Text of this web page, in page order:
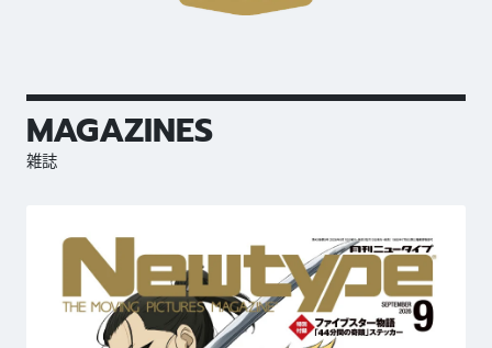
MAGAZINES
雑誌